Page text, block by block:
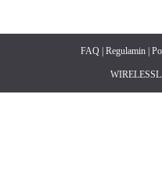
FAQ| Regulamin|